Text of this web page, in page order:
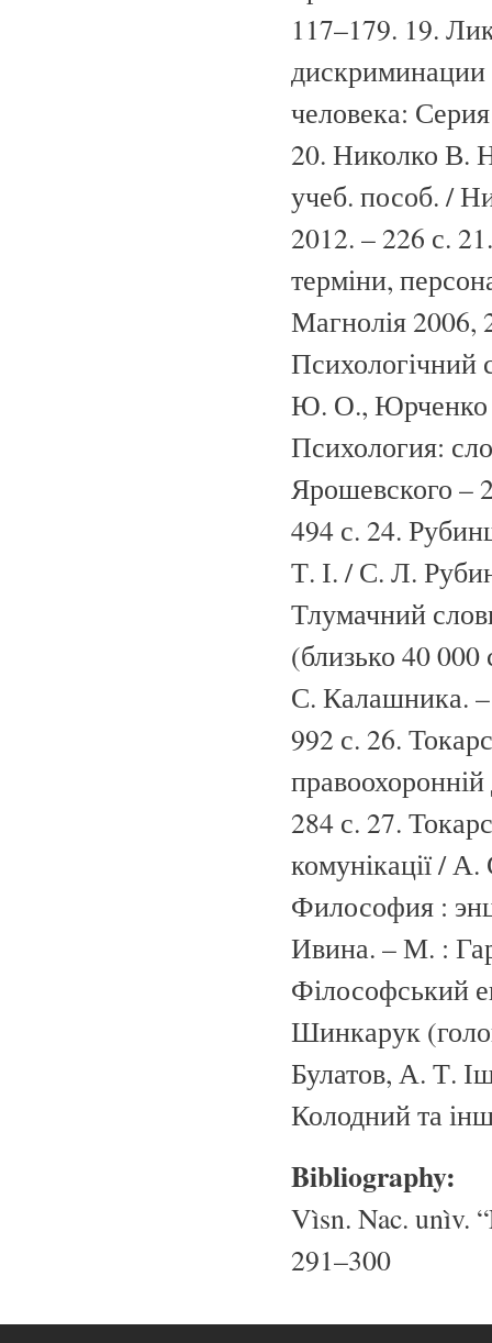
117–179. 19.
дискриминации
человека:
20. Николко В.
учеб. пособ. /
2012. – 226 с.
терміни,
Магнолія
Психологічний
Ю. О., Юрченко
Психология:
Ярошевского –
494 с. 24.
Т. І. / С. Л.
Тлумачний
(близько 40 000
С. Калашника. –
992 с. 26.
284 с. 27.
комунікації /
Философия :
Ивина. – М. :
Філософський
Шинкарук
Булатов, А. Т.
Колодний та
Bibliography:
Vìsn. Nac. unìv.
291–300